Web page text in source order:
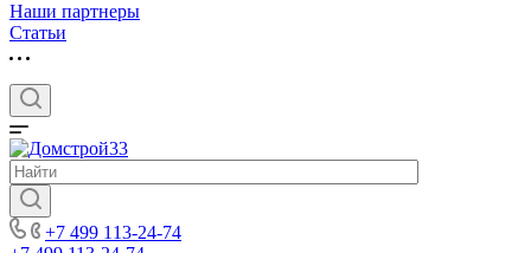
Наши партнеры
Статьи
+7 499 113-24-74